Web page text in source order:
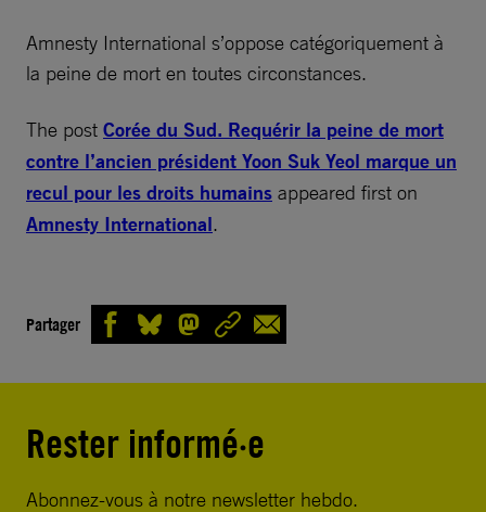
Amnesty International s’oppose catégoriquement à
la peine de mort en toutes circonstances.
The post Corée du Sud. Requérir la peine de mort
contre l’ancien président Yoon Suk Yeol marque un
recul pour les droits humains appeared first on
Amnesty International.
Partager
Rester informé·e
Abonnez-vous à notre newsletter hebdo.